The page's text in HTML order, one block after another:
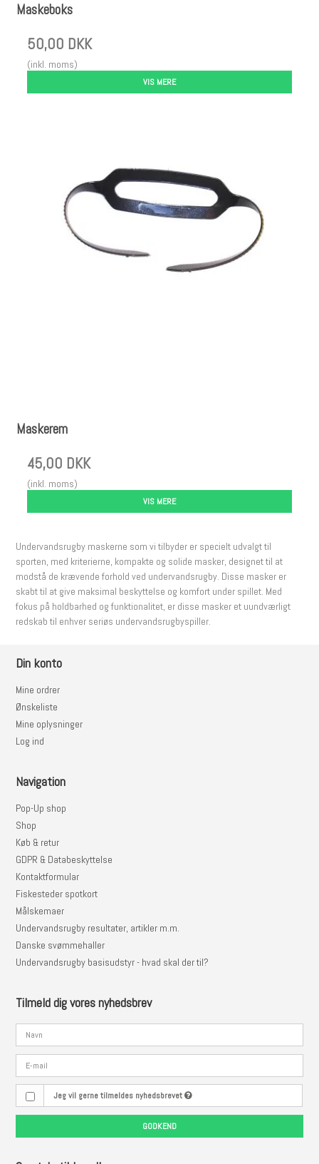
Maskeboks
50,00 DKK
(inkl. moms)
VIS MERE
Maskerem
45,00 DKK
(inkl. moms)
VIS MERE
Undervandsrugby maskerne som vi tilbyder er specielt udvalgt til
sporten, med kriterierne, kompakte og solide masker, designet til at
modstå de krævende forhold ved undervandsrugby. Disse masker er
skabt til at give maksimal beskyttelse og komfort under spillet. Med
fokus på holdbarhed og funktionalitet, er disse masker et uundværligt
redskab til enhver seriøs undervandsrugbyspiller.
Din konto
Mine ordrer
Ønskeliste
Mine oplysninger
Log ind
Navigation
Pop-Up shop
Shop
Køb & retur
GDPR & Databeskyttelse
Kontaktformular
Fiskesteder spotkort
Målskemaer
Undervandsrugby resultater, artikler m.m.
Danske svømmehaller
Undervandsrugby basisudstyr - hvad skal der til?
Tilmeld dig vores nyhedsbrev
Jeg vil gerne tilmeldes nyhedsbrevet
GODKEND